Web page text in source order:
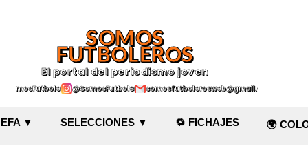
SOMOS
FUTBOLEROS
El portal del periodismo joven
@SomosFutbolerossomosfutbolerosweb@gmail.com
▼ SELECCIONES ▼ 🔁 FICHAJES 🌍